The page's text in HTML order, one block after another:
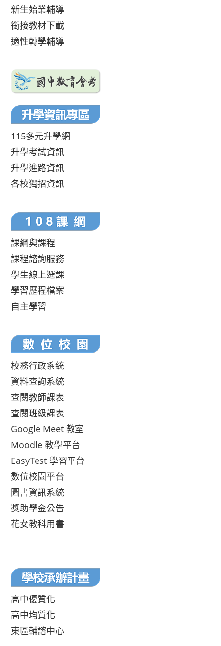
新生始業輔導
銜接教材下載
適性轉學輔導
115多元升學網
升學考試資訊
升學進路資訊
各校獨招資訊
課綱與課程
課程諮詢服務
學生線上選課
學習歷程檔案
自主學習
校務行政系統
資料查詢系統
查閱教師課表
查閱班級課表
Google Meet 教室
Moodle 教學平台
EasyTest 學習平台
數位校園平台
圖書資訊系統
獎助學金公告
花女教科用書
高中優質化
高中均質化
東區輔諮中心